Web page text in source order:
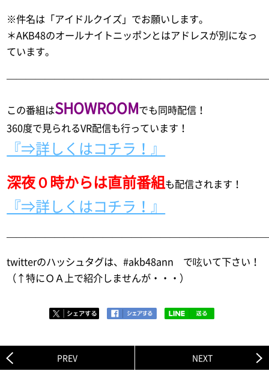
※件名は「アイドルクイズ」でお願いします。
＊AKB48のオールナイトニッポンとはアドレスが別になっ
ています。
この番組はSHOWROOMでも同時配信！
360度で見られるVR配信も行っています！
『⇒詳しくはコチラ！』
深夜０時からは直前番組も配信されます！
『⇒詳しくはコチラ！』
twitterのハッシュタグは、#akb48ann で呟いて下さい！
（↑特にＯＡ上で紹介しませんが・・・）
PREV NEXT